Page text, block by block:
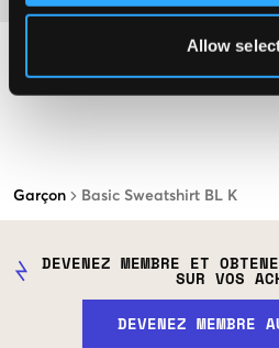
Allow
Garçon Basic Sweatshirt BL K
DEVENEZ MEMBRE ET
SUR VOS
DEVENEZ MEMBRE